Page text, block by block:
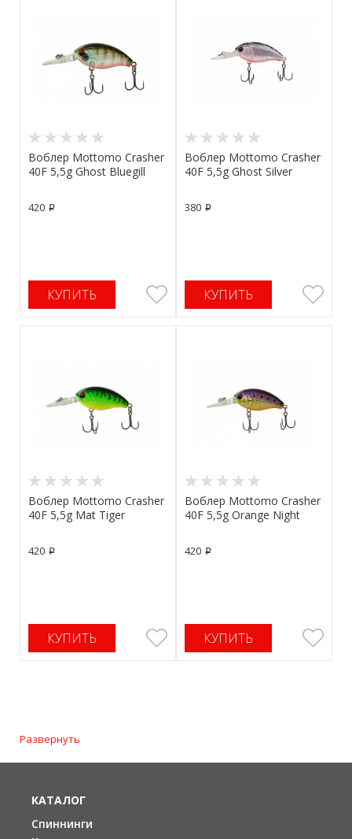
Воблер Mottomo Crasher
40F 5,5g Ghost Bluegill
420 p
КУПИТЬ
Воблер Mottomo Crasher
40F 5,5g Ghost Silver
380 p
КУПИТЬ
Воблер Mottomo Crasher
40F 5,5g Mat Tiger
420 p
КУПИТЬ
Воблер Mottomo Crasher
40F 5,5g Orange Night
420 p
КУПИТЬ
Развернуть
КАТАЛОГ
Спиннинги